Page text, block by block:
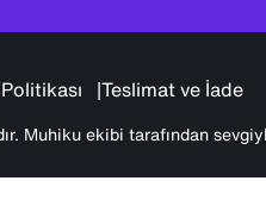
Teslimat ve İade
Muhiku ekibi tarafından